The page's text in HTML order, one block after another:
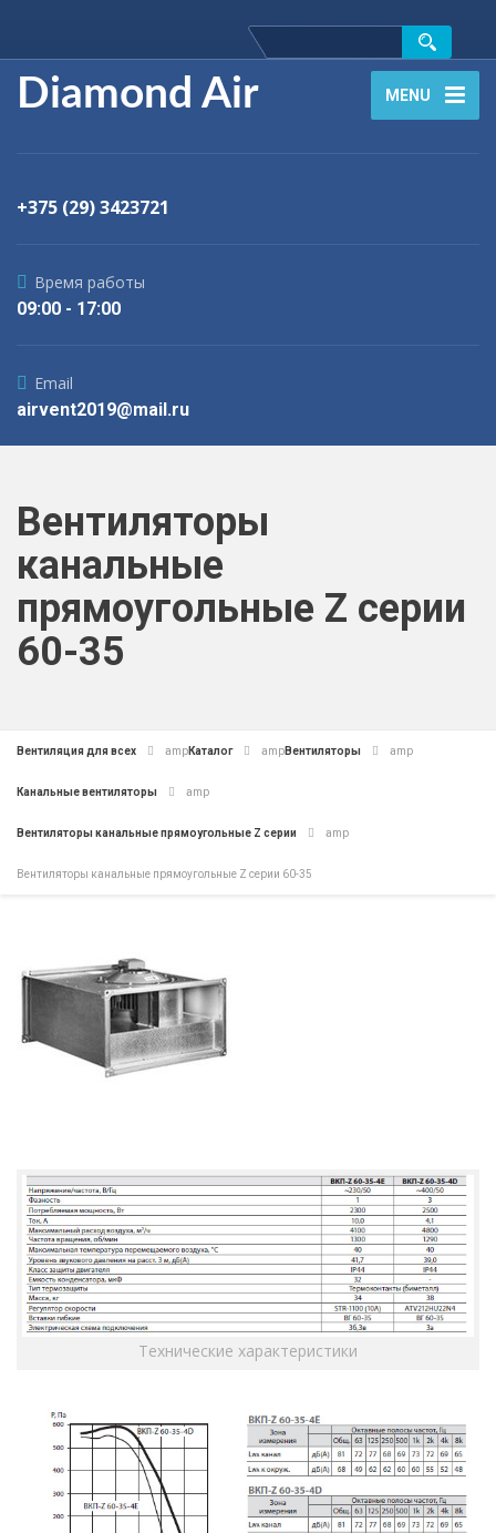
Diamond Air MENU
+375 (29) 3423721
Время работы
09:00 - 17:00
Email
airvent2019@mail.ru
Вентиляторы
канальные
прямоугольные Z серии
60-35
Вентиляция для всех ampКаталог ampВентиляторы amp
Канальные вентиляторы amp
Вентиляторы канальные прямоугольные Z серии amp
Вентиляторы канальные прямоугольные Z серии 60-35
Технические характеристики